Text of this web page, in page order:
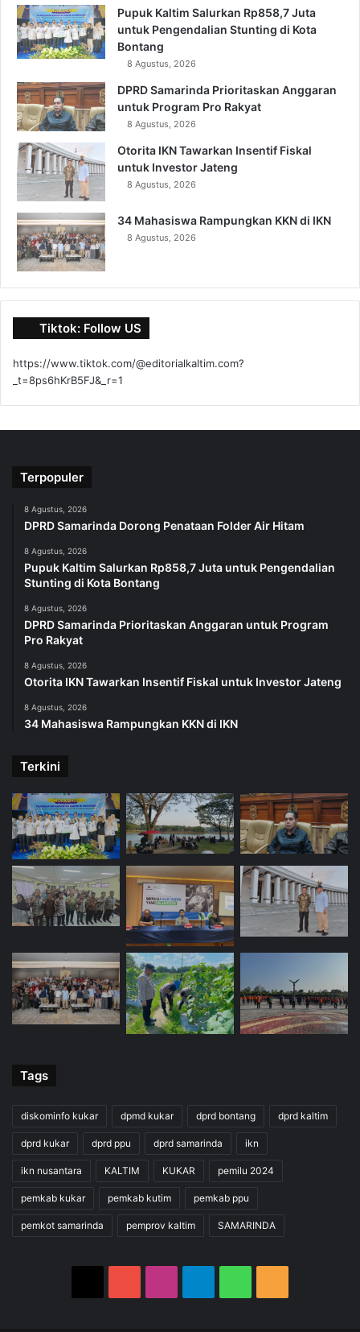
Pupuk Kaltim Salurkan Rp858,7 Juta
untuk Pengendalian Stunting di Kota
Bontang
8 Agustus, 2026
DPRD Samarinda Prioritaskan Anggaran
untuk Program Pro Rakyat
8 Agustus, 2026
Otorita IKN Tawarkan Insentif Fiskal
untuk Investor Jateng
8 Agustus, 2026
34 Mahasiswa Rampungkan KKN di IKN
8 Agustus, 2026
Tiktok: Follow US
https://www.tiktok.com/@editorialkaltim.com?
_t=8ps6hKrB5FJ&_r=1
Terpopuler
8 Agustus, 2026
DPRD Samarinda Dorong Penataan Folder Air Hitam
8 Agustus, 2026
Pupuk Kaltim Salurkan Rp858,7 Juta untuk Pengendalian
Stunting di Kota Bontang
8 Agustus, 2026
DPRD Samarinda Prioritaskan Anggaran untuk Program
Pro Rakyat
8 Agustus, 2026
Otorita IKN Tawarkan Insentif Fiskal untuk Investor Jateng
8 Agustus, 2026
34 Mahasiswa Rampungkan KKN di IKN
Terkini
Tags
diskominfo kukar dpmd kukar dprd bontang dprd kaltim
dprd kukar dprd ppu dprd samarinda ikn
ikn nusantara KALTIM KUKAR pemilu 2024
pemkab kukar pemkab kutim pemkab ppu
pemkot samarinda pemprov kaltim SAMARINDA